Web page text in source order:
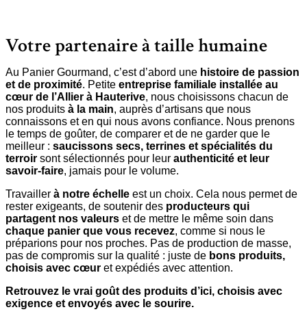
Votre partenaire à taille humaine
Au Panier Gourmand, c’est d’abord une histoire de passion
et de proximité. Petite entreprise familiale installée au
cœur de l’Allier à Hauterive, nous choisissons chacun de
nos produits à la main, auprès d’artisans que nous
connaissons et en qui nous avons confiance. Nous prenons
le temps de goûter, de comparer et de ne garder que le
meilleur : saucissons secs, terrines et spécialités du
terroir sont sélectionnés pour leur authenticité et leur
savoir-faire, jamais pour le volume.
Travailler à notre échelle est un choix. Cela nous permet de
rester exigeants, de soutenir des producteurs qui
partagent nos valeurs et de mettre le même soin dans
chaque panier que vous recevez, comme si nous le
préparions pour nos proches. Pas de production de masse,
pas de compromis sur la qualité : juste de bons produits,
choisis avec cœur et expédiés avec attention.
Retrouvez le vrai goût des produits d’ici, choisis avec
exigence et envoyés avec le sourire.